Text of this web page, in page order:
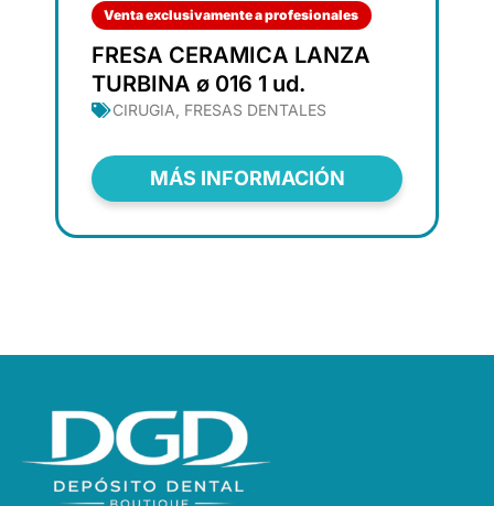
Venta exclusivamente a profesionales
FRESA CERAMICA LANZA
TURBINA ø 016 1 ud.
CIRUGIA FRESAS DENTALES
MÁS INFORMACIÓN